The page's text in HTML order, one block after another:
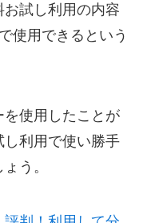
試し利用の内容
使用できるという
使用したことが
利用で使い勝手
う。